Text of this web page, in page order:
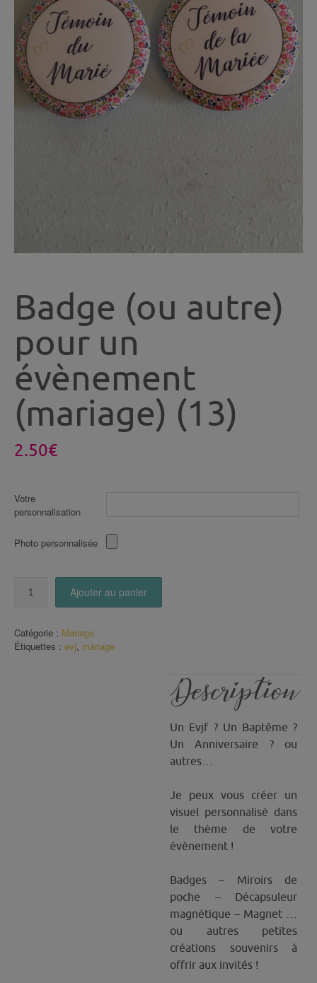
Badge (ou autre)
pour un
évènement
(mariage) (13)
2.50€
Votre
personnalisation
Photo personnalisée
autre)
pour
Ajouter au panier
Catégorie : Mariage
Étiquettes : evj, mariage
Description
Un Evjf ? Un Baptême ?
Un Anniversaire ? ou
autres…
Je peux vous créer un
visuel personnalisé dans
le thème de votre
évènement !
Badges – Miroirs de
poche – Décapsuleur
magnétique – Magnet …
ou autres petites
créations souvenirs à
offrir aux invités !